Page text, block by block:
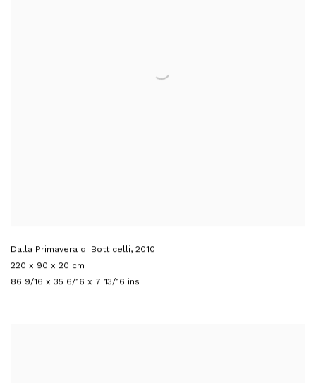
Dalla Primavera di Botticelli, 2010
220 x 90 x 20 cm
86 9/16 x 35 6/16 x 7 13/16 ins